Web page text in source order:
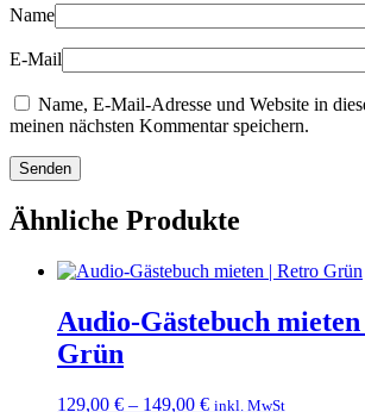
Name
E-Mail
Name, E-Mail-Adresse und Website in
meinen nächsten Kommentar speichern.
Ähnliche Produkte
Audio-Gästebuch
Grün
129,00 € – 149,00 € inkl. MwSt